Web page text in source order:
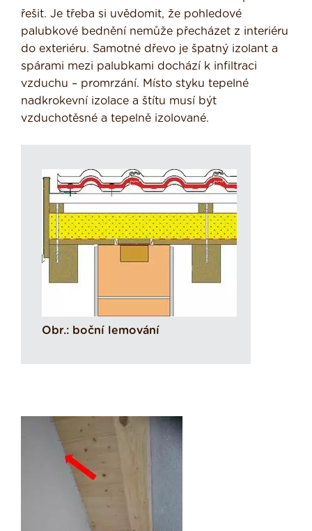
řešit. Je třeba si uvědomit, že pohledové
palubkové bednění nemůže přecházet z interiéru
do exteriéru. Samotné dřevo je špatný izolant a
spárami mezi palubkami dochází k infiltraci
vzduchu – promrzání. Místo styku tepelné
nadkrokevní izolace a štítu musí být
vzduchotěsné a tepelně izolované.
Obr.: boční lemování